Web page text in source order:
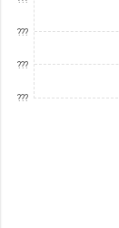
???
???
???